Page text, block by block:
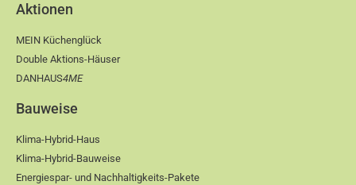
Aktionen
MEIN Küchenglück
Double Aktions-Häuser
DANHAUS4ME
Bauweise
Klima-Hybrid-Haus
Klima-Hybrid-Bauweise
Energiespar- und Nachhaltigkeits-Pakete